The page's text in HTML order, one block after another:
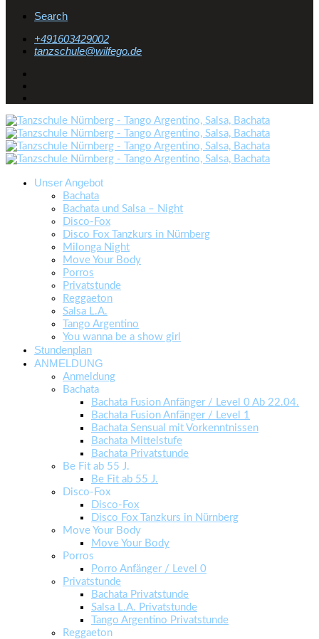
Search
+491603429002
ed.ogefliw@eluhcsznat
Unser Angebot
Bachata
Bachata und Salsa – Night
Disco-Fox
Disco Fox Tanzkurs in Nürnberg
Milonga Night
Move Your Body
Porros
Privatstunde
Reggaeton
Salsa L.A.
Tango Argentino
You wanna be a show girl
Stundenplan
ANMELDUNG
Anmeldung
Bachata
Bachata Fusion Anfänger / Level 0 Ab 22.04.
Bachata Fusion Anfänger / Level 1
Bachata Sensual mit Vorkenntnissen
Bachata Mittelstufe
Bachata Privatstunde
Be Fit ab 55 J.
Be Fit ab 55 J.
Disco-Fox
Disco-Fox
Disco Fox Tanzkurs in Nürnberg
Move Your Body
Move Your Body
Porros
Porro Anfänger / Level 0
Privatstunde
Bachata Privatstunde
Salsa L.A. Privatstunde
Tango Argentino Privatstunde
Reggaeton